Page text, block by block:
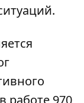
работе 970